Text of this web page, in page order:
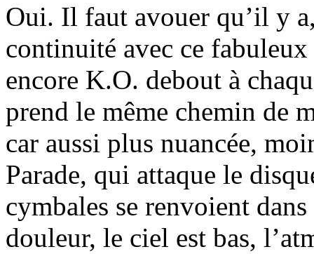
Oui. Il faut avouer qu’il y
continuité avec ce
encore K.O. debout à
prend le même chemin de
car aussi plus nuancée,
Parade, qui attaque le
cymbales se renvoient
douleur, le ciel est bas,